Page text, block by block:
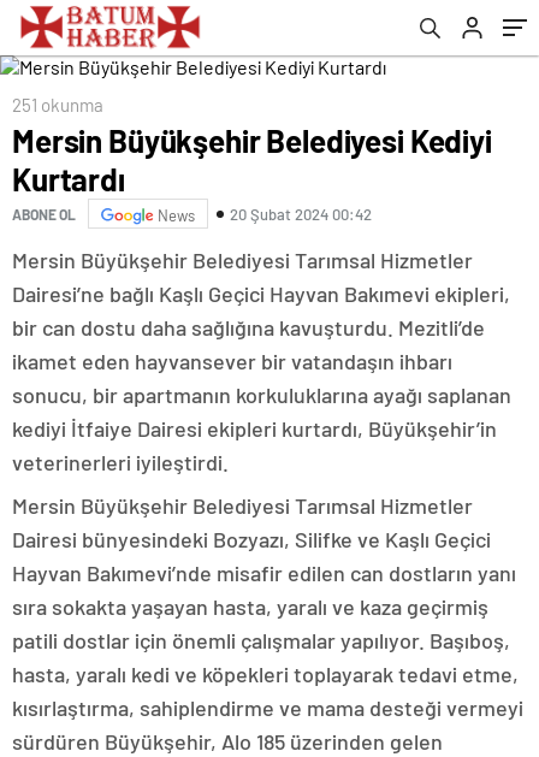
251 okunma
Mersin Büyükşehir Belediyesi Kediyi
Kurtardı
ABONE OL News 20 Şubat 2024 00:42
Mersin Büyükşehir Belediyesi Tarımsal Hizmetler
Dairesi’ne bağlı Kaşlı Geçici Hayvan Bakımevi ekipleri,
bir can dostu daha sağlığına kavuşturdu. Mezitli’de
ikamet eden hayvansever bir vatandaşın ihbarı
sonucu, bir apartmanın korkuluklarına ayağı saplanan
kediyi İtfaiye Dairesi ekipleri kurtardı, Büyükşehir’in
veterinerleri iyileştirdi.
Mersin Büyükşehir Belediyesi Tarımsal Hizmetler
Dairesi bünyesindeki Bozyazı, Silifke ve Kaşlı Geçici
Hayvan Bakımevi’nde misafir edilen can dostların yanı
sıra sokakta yaşayan hasta, yaralı ve kaza geçirmiş
patili dostlar için önemli çalışmalar yapılıyor. Başıboş,
hasta, yaralı kedi ve köpekleri toplayarak tedavi etme,
kısırlaştırma, sahiplendirme ve mama desteği vermeyi
sürdüren Büyükşehir, Alo 185 üzerinden gelen